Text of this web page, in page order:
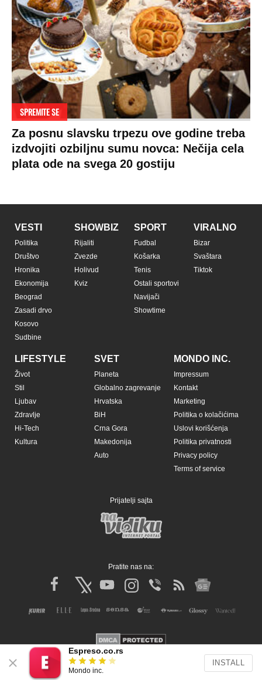
SPREMITE SE
Za posnu slavsku trpezu ove godine treba
izdvojiti ozbiljnu sumu novca: Nečija cela
plata ode na svega 20 gostiju
VESTI
Politika
Društvo
Hronika
Ekonomija
Beograd
Zasadi drvo
Kosovo
Sudbine
SHOWBIZ
Rijaliti
Zvezde
Holivud
Kviz
SPORT
Fudbal
Košarka
Tenis
Ostali sportovi
Navijači
Showtime
VIRALNO
Bizar
Svaštara
Tiktok
LIFESTYLE
Život
Stil
Ljubav
Zdravlje
Hi-Tech
Kultura
SVET
Planeta
Globalno zagrevanje
Hrvatska
BiH
Crna Gora
Makedonija
Auto
MONDO INC.
Impressum
Kontakt
Marketing
Politika o kolačićima
Uslovi korišćenja
Politika privatnosti
Privacy policy
Terms of service
Prijatelji sajta
Pratite nas na:
Copyright © Espreso.co.rs 2026. Sva prava zadržana. Mondo inc.
Espreso.co.rs
Mondo inc.
INSTALL